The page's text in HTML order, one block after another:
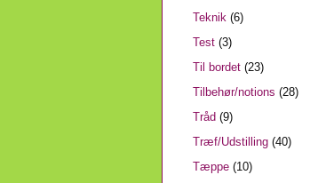
Teknik (6)
Test (3)
Til bordet (23)
Tilbehør/notions (28)
Tråd (9)
Træf/Udstilling (40)
Tæppe (10)